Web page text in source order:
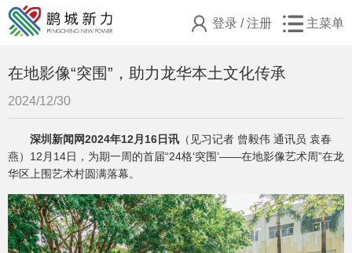
登录 /注册 主菜单
在地影像“突围”，助力龙华本土文化传承
2024/12/30
深圳新闻网2024年12月16日讯 （见习记者 曾毅伟 通讯员 袁春
燕）12月14日，为期一周的首届“24格‘突围’——在地影像艺术周”在龙
华区上围艺术村圆满落幕。